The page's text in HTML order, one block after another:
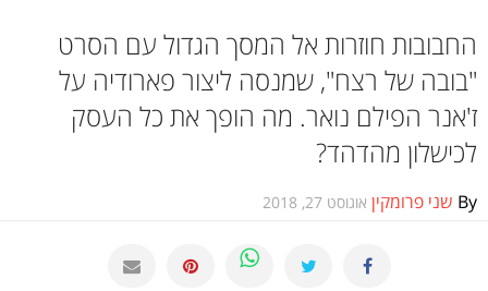
החבובות חוזרות אל המסך הגדול עם הסרט
"בובה של רצח", שמנסה ליצור פארודיה על
ז'אנר הפילם נואר. מה הופך את כל העסק
לכישלון מהדהד?
By שני פרומקין אוגוסט 27, 2018